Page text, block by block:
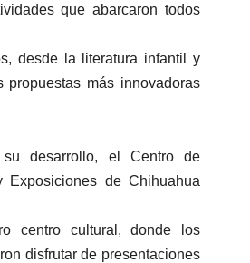
que abarcaron todos
desde la literatura infantil y
propuestas más innovadoras
desarrollo, el Centro de
Exposiciones de Chihuahua
centro cultural, donde los
disfrutar de presentaciones